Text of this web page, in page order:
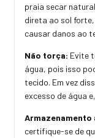
praia secar
direta ao sol
causar danos ao
Não torça: Evite
água, pois isso
tecido. Em vez
excesso de água
Armazenamento
certifique-se de